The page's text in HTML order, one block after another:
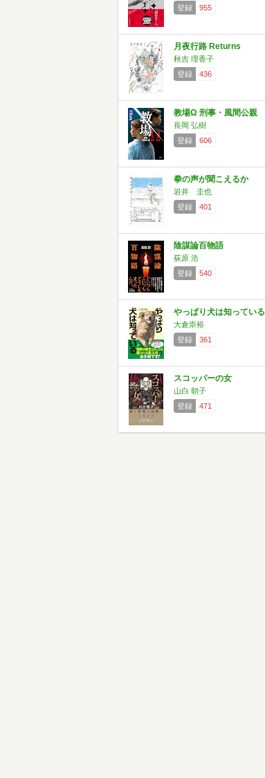
登録
955
月夜行路 Returns
秋吉 理香子
登録
436
教場Ω 刑事・風間公親
長岡 弘樹
登録
606
拳の声が聞こえるか
岩井 圭也
登録
401
陰謀論百物語
荻原 浩
登録
540
やっぱり犬は知っている
大倉崇裕
登録
361
スコッパーの女
山白 朝子
登録
471